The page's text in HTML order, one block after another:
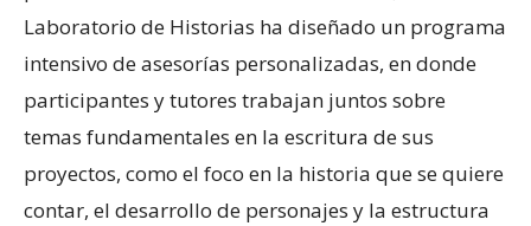
Laboratorio de Historias ha diseñado un programa
intensivo de asesorías personalizadas, en donde
participantes y tutores trabajan juntos sobre
temas fundamentales en la escritura de sus
proyectos, como el foco en la historia que se quiere
contar, el desarrollo de personajes y la estructura